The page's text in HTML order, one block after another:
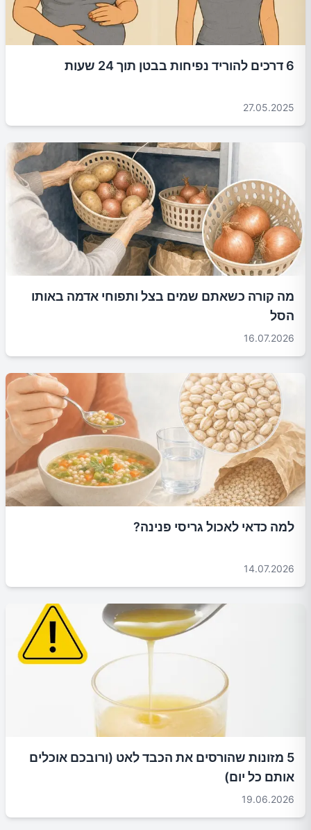
6 דרכים להוריד נפיחות בבטן תוך 24 שעות
27.05.2025
מה קורה כשאתם שמים בצל ותפוחי אדמה באותו
הסל
16.07.2026
למה כדאי לאכול גריסי פנינה?
14.07.2026
5 מזונות שהורסים את הכבד לאט (ורובכם אוכלים
אותם כל יום)
19.06.2026